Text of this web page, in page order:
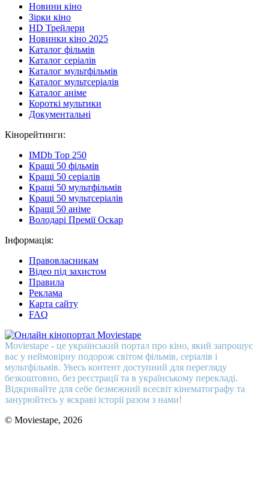
Новини кіно
Зірки кіно
HD Трейлери
Новинки кіно 2025
Каталог фільмів
Каталог серіалів
Каталог мультфільмів
Каталог мультсеріалів
Каталог аніме
Короткі мультики
Документальні
Кінорейтинги:
IMDb Top 250
Кращі 50 фільмів
Кращі 50 серіалів
Кращі 50 мультфільмів
Кращі 50 мультсеріалів
Кращі 50 аніме
Володарі Премії Оскар
Інформація:
Правовласникам
Відео під захистом
Правила
Реклама
Карта сайту
FAQ
Moviestape - це український портал про кіно, який запрошує
вас у неймовірну подорож світом фільмів, серіалів і
мультфільмів. Увесь контент доступний для перегляду
безкоштовно, без реєстрації та в українському перекладі.
Відкривайте для себе безмежний всесвіт кінематографу та
занурюйтесь у яскраві історії разом з нами!
© Moviestape, 2026